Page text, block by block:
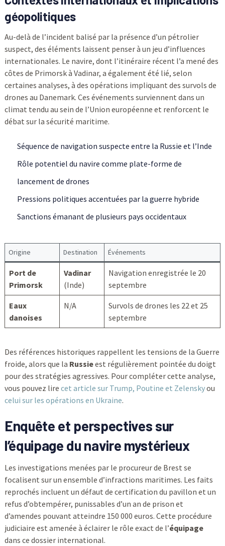
géopolitiques
Au-delà de l’incident balisé par la présence d’un pétrolier
suspect, des éléments laissent penser à un jeu d’influences
internationales. Le navire, dont l’itinéraire récent l’a mené des
côtes de Primorsk à Vadinar, a également été lié, selon
certaines analyses, à des opérations impliquant des survols de
drones au Danemark. Ces événements surviennent dans un
climat tendu au sein de l’Union européenne et renforcent le
débat sur la sécurité maritime.
Séquence de navigation suspecte entre la Russie et l’Inde
Rôle potentiel du navire comme plate-forme de
lancement de drones
Pressions politiques accentuées par la guerre hybride
Sanctions émanant de plusieurs pays occidentaux
Origine Destination Événements
Port de
Primorsk
Vadinar
(Inde)
Navigation enregistrée le 20
septembre
Eaux
danoises
N/A
Survols de drones les 22 et 25
septembre
Des références historiques rappellent les tensions de la Guerre
froide, alors que la Russieest régulièrement pointée du doigt
pour des stratégies agressives. Pour compléter cette analyse,
vous pouvez lire cet article sur Trump, Poutine et Zelenskyou
celui sur les opérations en Ukraine.
Enquête et perspectives sur
l’équipage du navire mystérieux
Les investigations menées par le procureur de Brest se
focalisent sur un ensemble d’infractions maritimes. Les faits
reprochés incluent un défaut de certification du pavillon et un
refus d’obtempérer, punissables d’un an de prison et
d’amendes pouvant atteindre 150 000 euros. Cette procédure
judiciaire est amenée à éclairer le rôle exact de l’équipage
dans ce dossier international.